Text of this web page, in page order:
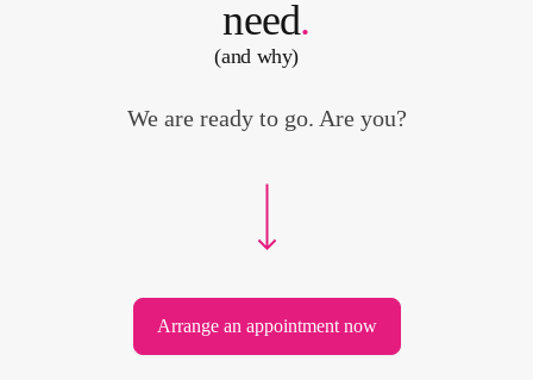
need.
(and why)
We are ready to go. Are you?
Arrange an appointment now